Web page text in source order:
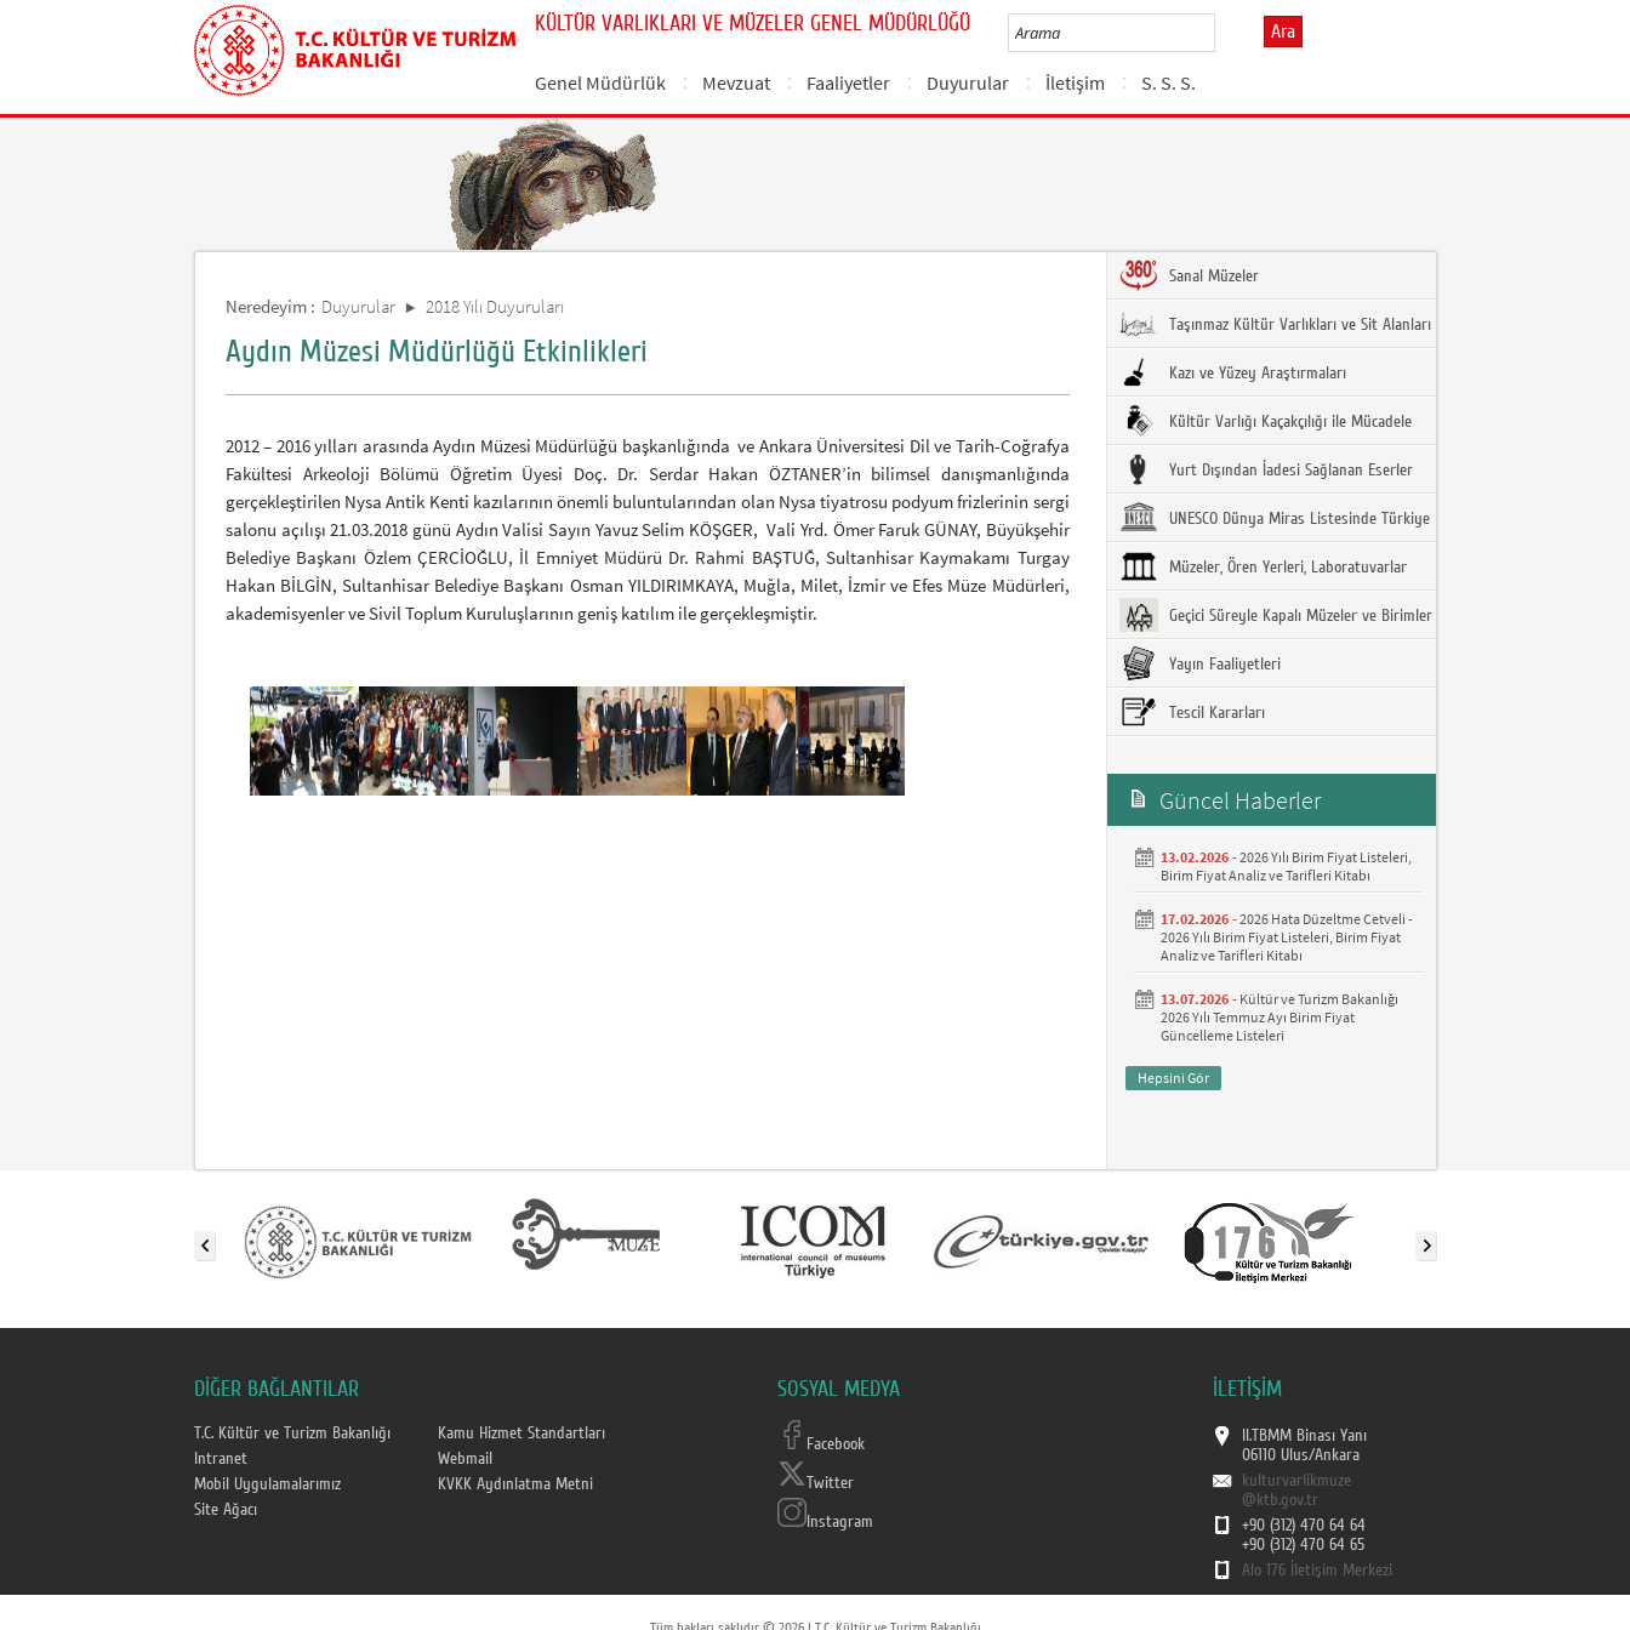
KÜLTÜR VARLIKLARI VE MÜZELER GENEL MÜDÜRLÜĞÜ Ara
Genel Müdürlük Mevzuat Faaliyetler Duyurular İletişim S. S. S.
Neredeyim : Duyurular 2018 Yılı Duyuruları
Aydın Müzesi Müdürlüğü Etkinlikleri
2012 – 2016 yılları arasında Aydın Müzesi Müdürlüğü başkanlığında ve Ankara Üniversitesi Dil ve Tarih-Coğrafya
Fakültesi Arkeoloji Bölümü Öğretim Üyesi Doç. Dr. Serdar Hakan ÖZTANER’in bilimsel danışmanlığında
gerçekleştirilen Nysa Antik Kenti kazılarının önemli buluntularından olan Nysa tiyatrosu podyum frizlerinin sergi
salonu açılışı 21.03.2018 günü Aydın Valisi Sayın Yavuz Selim KÖŞGER, Vali Yrd. Ömer Faruk GÜNAY, Büyükşehir
Belediye Başkanı Özlem ÇERCİOĞLU, İl Emniyet Müdürü Dr. Rahmi BAŞTUĞ, Sultanhisar Kaymakamı Turgay
Hakan BİLGİN, Sultanhisar Belediye Başkanı Osman YILDIRIMKAYA, Muğla, Milet, İzmir ve Efes Müze Müdürleri,
akademisyenler ve Sivil Toplum Kuruluşlarının geniş katılım ile gerçekleşmiştir.
Sanal Müzeler
Taşınmaz Kültür Varlıkları ve Sit Alanları
Kazı ve Yüzey Araştırmaları
Kültür Varlığı Kaçakçılığı ile Mücadele
Yurt Dışından İadesi Sağlanan Eserler
UNESCO Dünya Miras Listesinde Türkiye
Müzeler, Ören Yerleri, Laboratuvarlar
Geçici Süreyle Kapalı Müzeler ve Birimler
Yayın Faaliyetleri
Tescil Kararları
Güncel Haberler
13.02.2026 -2026 Yılı Birim Fiyat Listeleri,
Birim Fiyat Analiz ve Tarifleri Kitabı
17.02.2026 -2026 Hata Düzeltme Cetveli -
2026 Yılı Birim Fiyat Listeleri, Birim Fiyat
Analiz ve Tarifleri Kitabı
13.07.2026 - Kültür ve Turizm Bakanlığı
2026 Yılı Temmuz Ayı Birim Fiyat
Güncelleme Listeleri
Hepsini Gör
DİĞER BAĞLANTILAR
T.C. Kültür ve Turizm Bakanlığı
Kamu Hizmet Standartları
Intranet
Webmail
Mobil Uygulamalarımız
KVKK Aydınlatma Metni
Site Ağacı
SOSYAL MEDYA
Facebook
Twitter
Instagram
İLETİŞİM
II.TBMM Binası Yanı
06110 Ulus/Ankara
kulturvarlikmuze
@ktb.gov.tr
+90 (312) 470 64 64
+90 (312) 470 64 65
Alo 176 İletişim Merkezi